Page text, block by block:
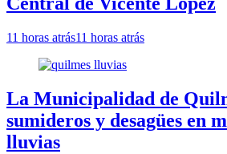
11 horas atrás11 horas atrás
La Municipalidad de
sumideros y desagües en
lluvias